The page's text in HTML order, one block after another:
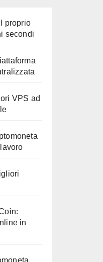
proprio
secondi
VPS ad
in